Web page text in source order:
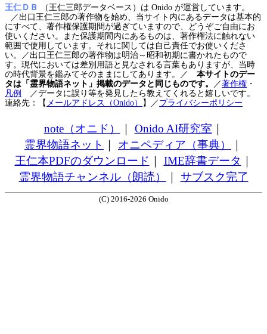
王仁ＤＢ
（王仁三郎データベース）は Onido が運営しています。
／出口王仁三郎の著作物を始め、当サイト内にあるデータは基本的
にすべて、著作権保護期間が過ぎていますので、どうぞご自由にお
使いください。また保護期間内にあるものは、著作権法に触れない
範囲で使用しています。それに関しては自己責任でお使いくださ
い。／出口王仁三郎の著作物は明治～昭和初期に書かれたもので
す。現代においては差別用語と見なされる言葉もありますが、当時
の時代背景を鑑みてそのままにしてあります。／ 本サイトのデー
タは「霊界物語ネット」掲載のデータと同じものです。
／著作権 ・
凡例
／データに誤り等を発見したら教えてくれると嬉しいです。
連絡先：【 メールアドレス（Onido） 】 ／プライバシーポリシー
note（オニド） ｜ Onido AI研究室 ｜
霊界物語ネット
｜ オニペディア（事典）
｜
王仁本PDFのダウンロード ｜ IME辞書データ ｜
霊界物語チャンネル（朗読）
｜ サブスク完了
(C) 2016-2026 Onido